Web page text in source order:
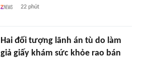
22 phút
Hai đối tượng lãnh án tù do làm
giả giấy khám sức khỏe rao bán